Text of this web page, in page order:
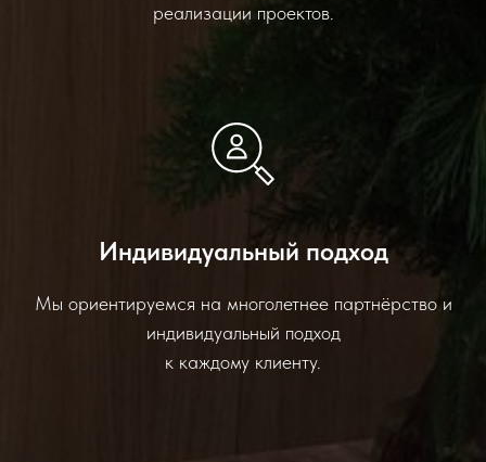
реализации проектов.
Индивидуальный подход
Мы ориентируемся на многолетнее партнёрство и
индивидуальный подход
к каждому клиенту.